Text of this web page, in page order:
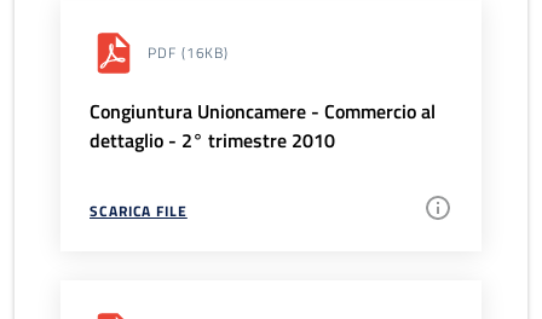
PDF (16KB)
Congiuntura Unioncamere - Commercio al
dettaglio - 2° trimestre 2010
SCARICA FILE